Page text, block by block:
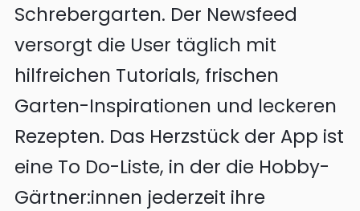
Schrebergarten. Der Newsfeed
versorgt die User täglich mit
hilfreichen Tutorials, frischen
Garten-Inspirationen und leckeren
Rezepten. Das Herzstück der App ist
eine To Do-Liste, in der die Hobby-
Gärtner:innen jederzeit ihre